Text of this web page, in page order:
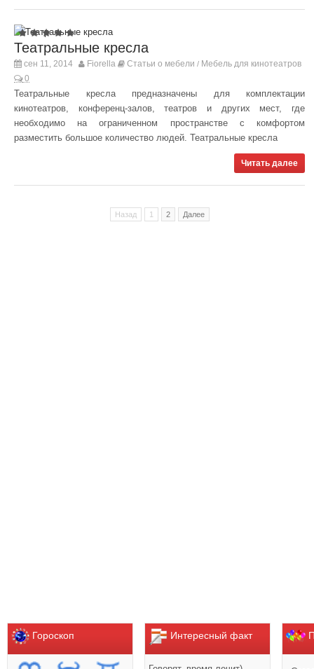
Театральные кресла
сен 11, 2014 Fiorella Статьи о мебели / Мебель для кинотеатров
0
Театральные кресла предназначены для комплектации
кинотеатров, конференц-залов, театров и других мест, где
необходимо на ограниченном пространстве с комфортом
разместить большое количество людей. Театральные кресла
Читать далее
Назад 1 2 Далее
Гороскоп Интересный факт